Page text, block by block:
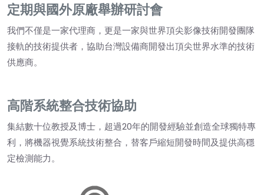
定期與國外原廠舉辦研討會
我們不僅是一家代理商，更是一家與世界頂尖影像技術開發團隊
接軌的技術提供者，協助台灣設備商開發出頂尖世界水準的技術
供應商。
高階系統整合技術協助
集結數十位教授及博士，超過20年的開發經驗並創造全球獨特專
利，將機器視覺系統技術整合，替客戶縮短開發時間及提供高穩
定檢測能力。